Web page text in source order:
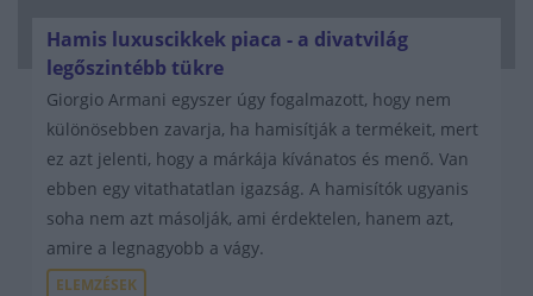
Hamis luxuscikkek piaca - a divatvilág
legőszintébb tükre
Giorgio Armani egyszer úgy fogalmazott, hogy nem
különösebben zavarja, ha hamisítják a termékeit, mert
ez azt jelenti, hogy a márkája kívánatos és menő. Van
ebben egy vitathatatlan igazság. A hamisítók ugyanis
soha nem azt másolják, ami érdektelen, hanem azt,
amire a legnagyobb a vágy.
ELEMZÉSEK